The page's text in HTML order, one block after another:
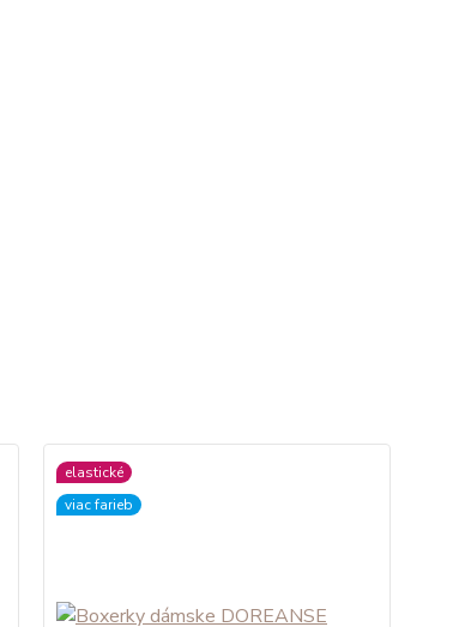
elastické
viac farieb